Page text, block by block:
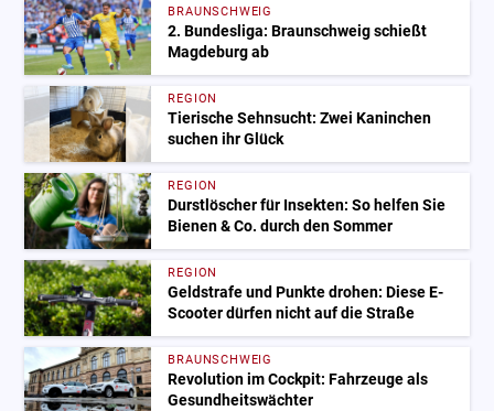
BRAUNSCHWEIG
2. Bundesliga: Braunschweig schießt
Magdeburg ab
REGION
Tierische Sehnsucht: Zwei Kaninchen
suchen ihr Glück
REGION
Durstlöscher für Insekten: So helfen Sie
Bienen & Co. durch den Sommer
REGION
Geldstrafe und Punkte drohen: Diese E-
Scooter dürfen nicht auf die Straße
BRAUNSCHWEIG
Revolution im Cockpit: Fahrzeuge als
Gesundheitswächter